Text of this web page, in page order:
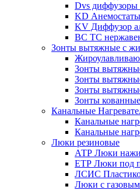
Dvs диффузоры
KD
KV Диффузор
ВС ТС
Зонты вытяжные с
Зонты
Зонты
Зонты
Зонты кованные
Канальные
Канальные
Канальные
Люки резиновые
АТР Люки
ЕТР Люки под
ЛСИС
Люки с